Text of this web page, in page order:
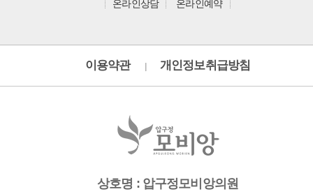
온라인상담 온라인예약
이용약관 개인정보취급방침
상호명 : 압구정모비앙의원